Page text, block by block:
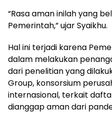
“Rasa aman inilah yang
Pemerintah,” ujar Syaikhu.
Hal ini terjadi karena
dalam melakukan
dari penelitian yang
Group, konsorsium
internasional, terkait
dianggap aman dari